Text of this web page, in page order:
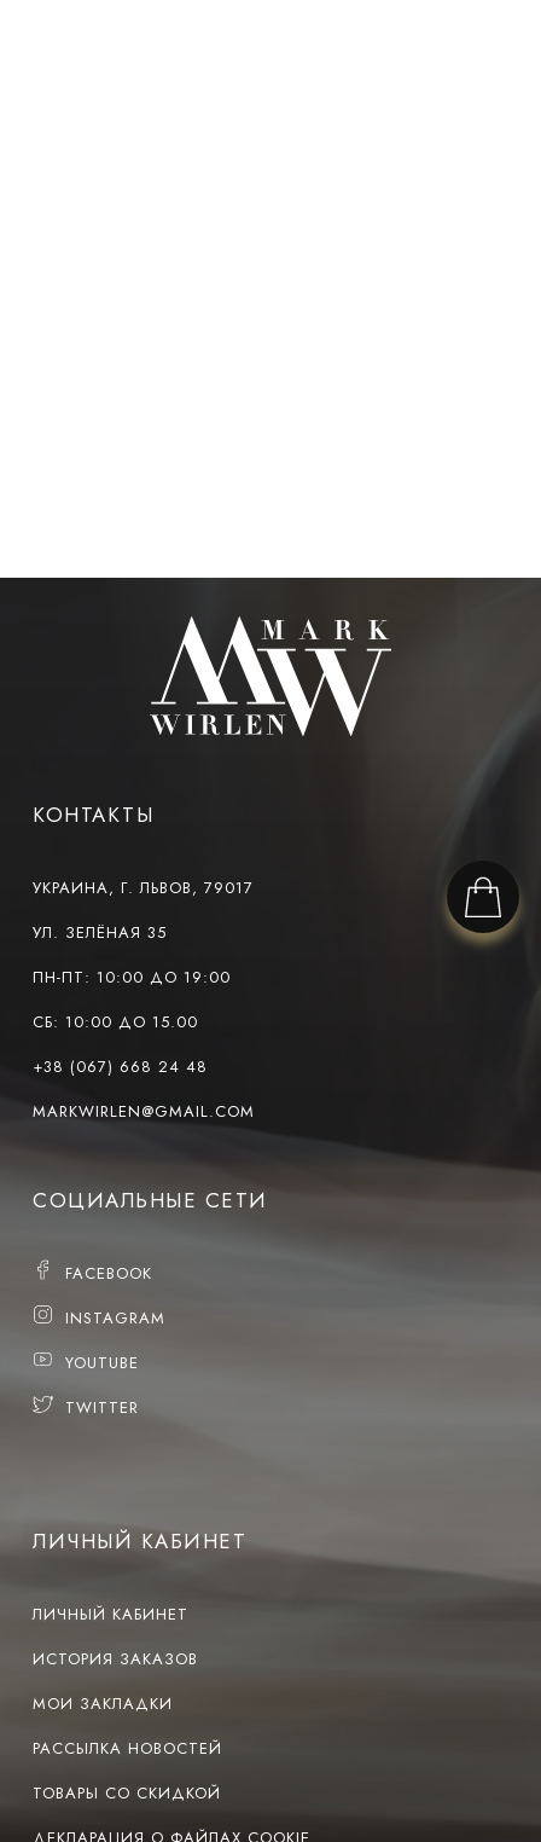
КОНТАКТЫ
УКРАИНА, Г. ЛЬВОВ, 79017
УЛ. ЗЕЛЁНАЯ 35
ПН-ПТ: 10:00 ДО 19:00
СБ: 10:00 ДО 15.00
+38 (067) 668 24 48
MARKWIRLEN@GMAIL.COM
СОЦИАЛЬНЫЕ СЕТИ
FACEBOOK
INSTAGRAM
YOUTUBE
TWITTER
ЛИЧНЫЙ КАБИНЕТ
ЛИЧНЫЙ КАБИНЕТ
ИСТОРИЯ ЗАКАЗОВ
МОИ ЗАКЛАДКИ
РАССЫЛКА НОВОСТЕЙ
ТОВАРЫ СО СКИДКОЙ